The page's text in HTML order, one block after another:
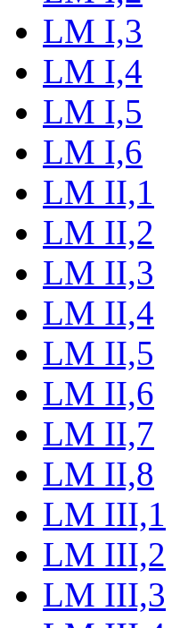
LM I,3
LM I,4
LM I,5
LM I,6
LM II,1
LM II,2
LM II,3
LM II,4
LM II,5
LM II,6
LM II,7
LM II,8
LM III,1
LM III,2
LM III,3